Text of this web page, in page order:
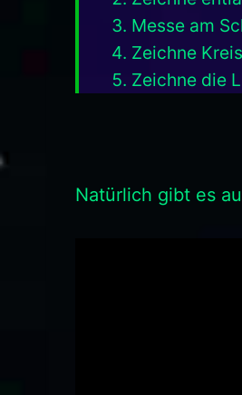
Messe am
Zeichne
Zeichne die
Natürlich gibt es